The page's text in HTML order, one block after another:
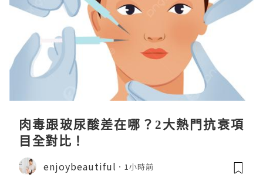
肉毒跟玻尿酸差在哪？2大熱門抗衰項
目全對比！
enjoybeautiful 1小時前